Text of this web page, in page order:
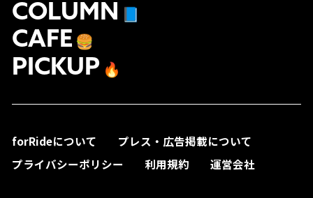
COLUMN
CAFE 🍔
PICKUP 🔥
forRideについて
プレス・広告掲載について
プライバシーポリシー
利用規約 運営会社